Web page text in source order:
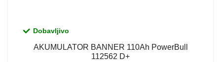
Dobavljivo
AKUMULATOR BANNER 110Ah PowerBull
112562 D+